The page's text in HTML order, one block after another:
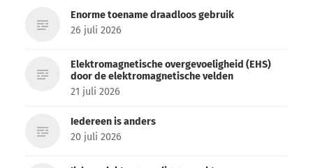
Enorme toename draadloos gebruik
26 juli 2026
Elektromagnetische overgevoeligheid (EHS)
door de elektromagnetische velden
21 juli 2026
Iedereen is anders
20 juli 2026